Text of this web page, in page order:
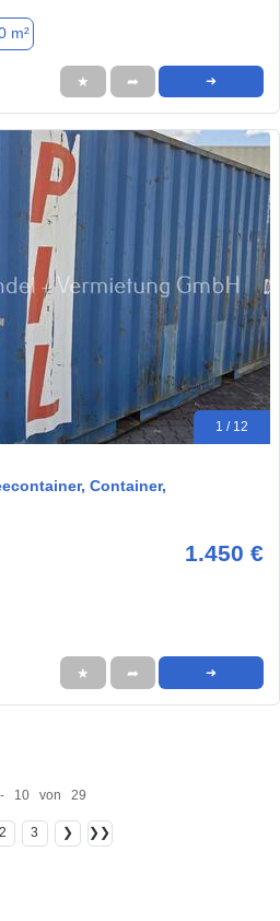
m²
★ ➦ ➜
1 / 12
Container,
1.450 €
★ ➦ ➜
10 von 29
2 3 ❯ ❯❯